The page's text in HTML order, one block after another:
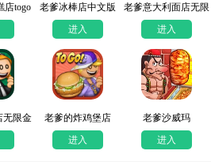
店togo
版
老爹冰棒店中文版
进入
老爹意大利面店无限
金币HD
进入
无限金
老爹的炸鸡堡店
进入
老爹沙威玛
进入